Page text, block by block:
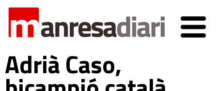
Adrià Caso,